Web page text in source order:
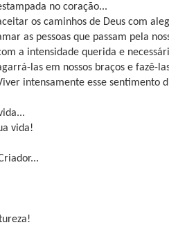
no coração...
os caminhos de Deus com
as pessoas que passam pela
a intensidade querida e
las em nossos braços e fazê-
intensamente esse sentimento
vida!